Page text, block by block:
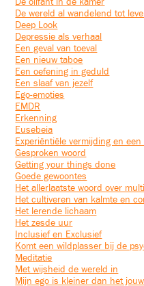
De olifant in de kamer
De wereld al wandelend tot
Deep Look
Depressie als verhaal
Een geval van toeval
Een nieuw taboe
Een oefening in geduld
Een slaaf van jezelf
Ego-emoties
EMDR
Erkenning
Eusebeia
Experiëntiële vermijding en een
Gesproken woord
Getting your things done
Goede gewoontes
Het allerlaatste woord over
Het cultiveren van kalmte en
Het lerende lichaam
Het zesde uur
Inclusief en Exclusief
Komt een wildplasser bij de
Meditatie
Met wijsheid de wereld in
Mijn ego is kleiner dan het